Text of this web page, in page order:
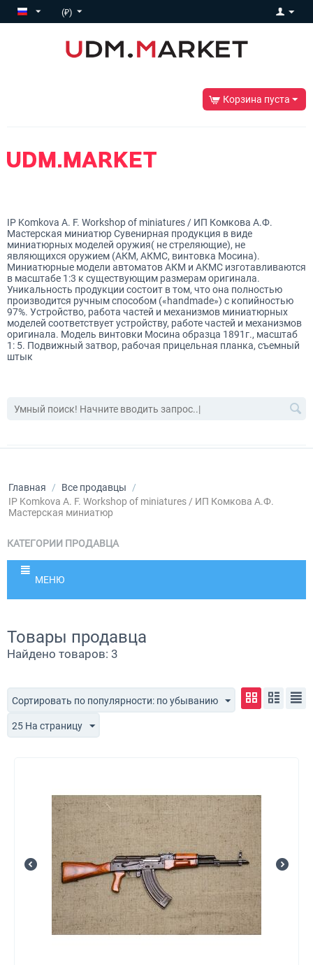
(₽)
Корзина пуста
IP Komkova A. F. Workshop of miniatures / ИП Комкова А.Ф.
Мастерская миниатюрСувенирная продукция в виде
миниатюрных моделей оружия( не стреляющие), не
являющихся оружием (АКМ, АКМС, винтовка Мосина).
Миниатюрные модели автоматов АКМ и АКМС изготавливаются
в масштабе 1:3 к существующим размерам оригинала.
Уникальность продукции состоит в том, что она полностью
производится ручным способом («handmade») с копийностью
97%. Устройство, работа частей и механизмов миниатюрных
моделей соответствует устройству, работе частей и механизмов
оригинала. Модель винтовки Мосина образца 1891г., масштаб
1: 5. Подвижный затвор, рабочая прицельная планка, съемный
штык
Главная / Все продавцы
/
IP Komkova A. F. Workshop of miniatures / ИП Комкова А.Ф.
Мастерская миниатюр
КАТЕГОРИИ ПРОДАВЦА
МЕНЮ
Товары продавца
Найдено товаров: 3
Сортировать по популярности: по убыванию
25 На страницу